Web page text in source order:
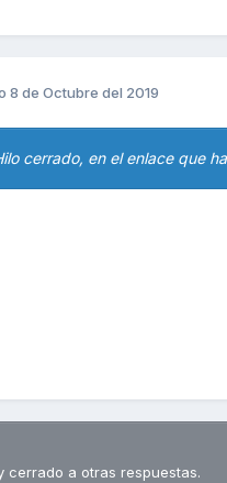
8 de Octubre del 2019
cerrado, en el enlace que
cerrado a otras respuestas.